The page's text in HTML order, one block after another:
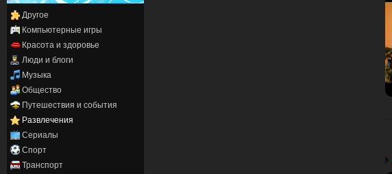
Другое
Компьютерные игры
Красота и здоровье
Люди и блоги
Музыка
Общество
Путешествия и события
Развлечения
Сериалы
Спорт
Транспорт